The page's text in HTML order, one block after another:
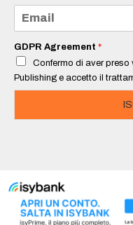
e
a
i
*
GDPR Agreement *
Confermo di aver
Publishing e accetto il